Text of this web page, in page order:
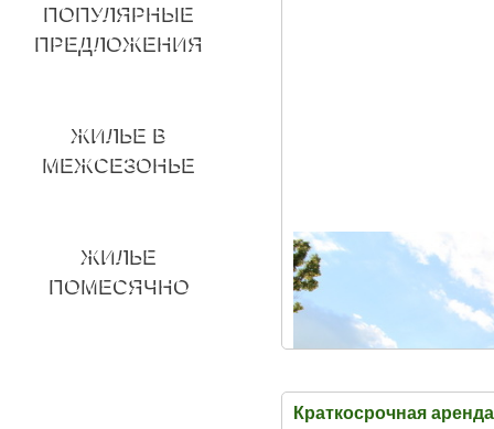
Краткосрочная
ПОПУЛЯРНЫЕ
ПРЕДЛОЖЕНИЯ
ЖИЛЬЕ В
МЕЖСЕЗОНЬЕ
ЖИЛЬЕ
ПОМЕСЯЧНО